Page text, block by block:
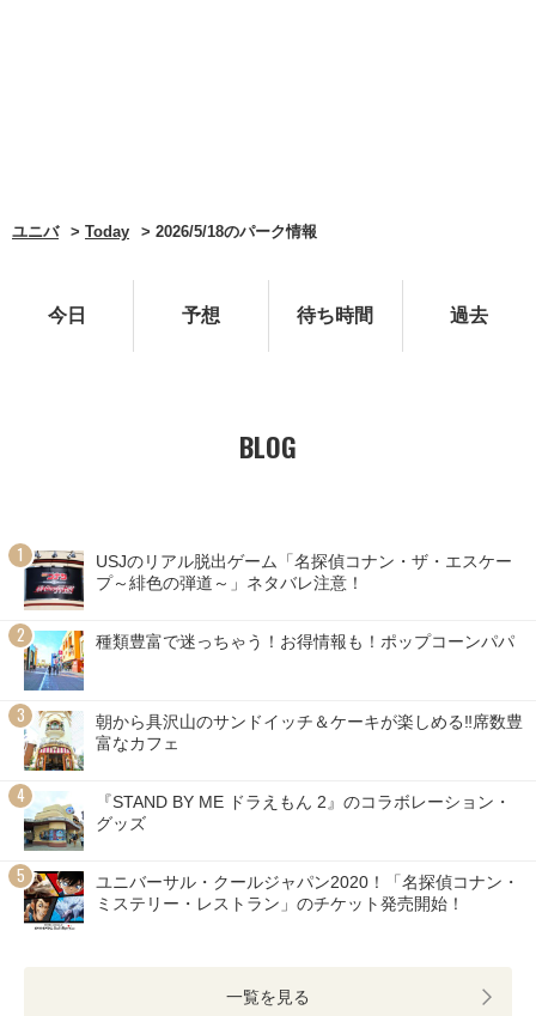
ユニバ Today 2026/5/18のパーク情報
今日 予想 待ち時間 過去
BLOG
USJのリアル脱出ゲーム「名探偵コナン・ザ・エスケー
プ～緋色の弾道～」ネタバレ注意！
種類豊富で迷っちゃう！お得情報も！ポップコーンパパ
朝から具沢山のサンドイッチ＆ケーキが楽しめる‼席数豊
富なカフェ
『STAND BY ME ドラえもん 2』のコラボレーション・
グッズ
ユニバーサル・クールジャパン2020！「名探偵コナン・
ミステリー・レストラン」のチケット発売開始！
一覧を見る